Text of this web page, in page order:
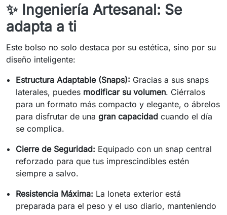
✨ Ingeniería Artesanal: Se
adapta a ti
Este bolso no solo destaca por su estética, sino por su
diseño inteligente:
Estructura Adaptable (Snaps): Gracias a sus snaps
laterales, puedes modificar su volumen. Ciérralos
para un formato más compacto y elegante, o ábrelos
para disfrutar de unagran capacidad cuando el día
se complica.
Cierre de Seguridad: Equipado con un snap central
reforzado para que tus imprescindibles estén
siempre a salvo.
Resistencia Máxima: La loneta exterior está
preparada para el peso y el uso diario, manteniendo